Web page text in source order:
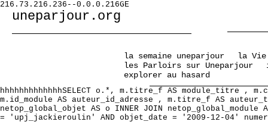
216.73.216.236--0.0.0.216GE
uneparjour.org
la semaine uneparjour
la Vie
les Parloirs sur Uneparjour
explorer au hasard
hhhhhhhhhhhhhSELECT o.*, m.titre_f AS module_titre ,
m.id_module AS auteur_id_adresse , m.titre_f AS
netop_global_objet AS o INNER JOIN netop_global_module
= 'upj_jackieroulin' AND objet_date = '2009-12-04'